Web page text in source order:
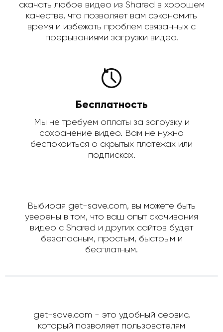
скачать любое видео из Shared в хорошем
качестве, что позволяет вам сэкономить
время и избежать проблем связанных с
прерываниями загрузки видео.
Бесплатность
Мы не требуем оплаты за загрузку и
сохранение видео. Вам не нужно
беспокоиться о скрытых платежах или
подписках.
Выбирая get-save.com, вы можете быть
уверены в том, что ваш опыт скачивания
видео с Shared и других сайтов будет
безопасным, простым, быстрым и
бесплатным.
get-save.com - это удобный сервис,
который позволяет пользователям